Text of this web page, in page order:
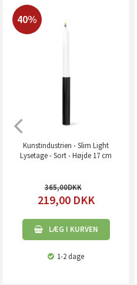
40%
Kunstindustrien - Slim Light
Lysetage - Sort - Højde 17 cm
365,00
219,00 DKK
LÆG I KURVEN
1-2 dage